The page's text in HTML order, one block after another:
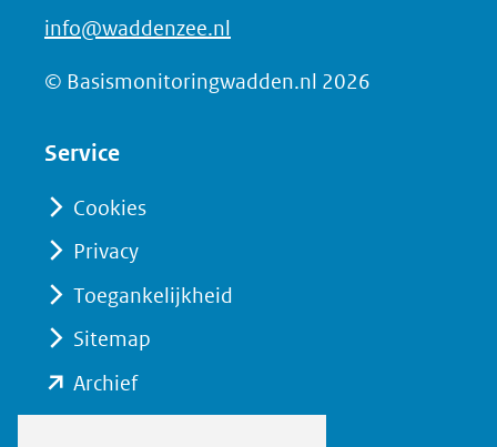
c
e
k
nieuw
venster)
naar
info@waddenzee.nl
© Basismonitoringwadden.nl 2026
Service
Cookies
Privacy
Toegankelijkheid
Sitemap
Archief(opent
in